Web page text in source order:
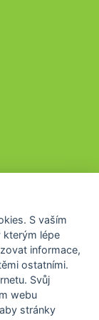
. S vaším
kterým lépe
informace,
ostatními.
Svůj
webu
stránky